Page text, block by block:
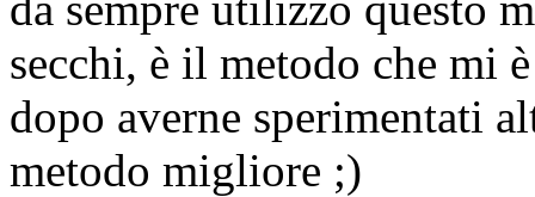
secchi, è il metodo che mi
dopo averne sperimentati
metodo migliore ;)